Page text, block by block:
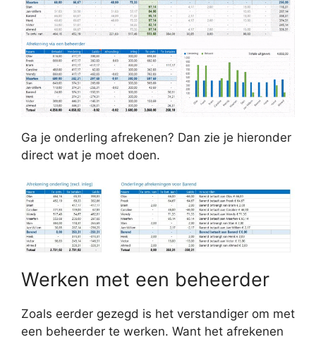
Ga je onderling afrekenen? Dan zie je hieronder
direct wat je moet doen.
Werken met een beheerder
Zoals eerder gezegd is het verstandiger om met
een beheerder te werken. Want het afrekenen